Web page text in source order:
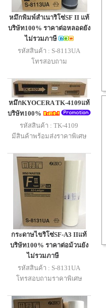
หมึกพิมพ์สำเนาริโซ่SF II แท้
บริษัท100% ราคาต่อหลอดยัง
ไม่รวมภาษี
รหัสสินค้า : S-8113UA
โทรสอบถาม
หมึกKYOCERA TK-4109แท้
บริษัท100%
รหัสสินค้า : TK-4109
มีสินค้าพร้อมส่งราคาพิเศษ
กระดาษไขริโซ่SF-A3 IIแท้
บริษัท100% ราคาต่อม้วนยัง
ไม่รวมภาษี
รหัสสินค้า : S-8131UA
โทรสอบถามราคาพิเศษ